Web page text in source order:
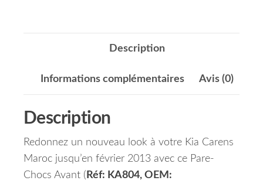
Description
Informations complémentaires Avis (0)
Description
Redonnez un nouveau look à votre Kia Carens
Maroc jusqu’en février 2013 avec ce Pare-
Chocs Avant ( Réf: KA804, OEM: